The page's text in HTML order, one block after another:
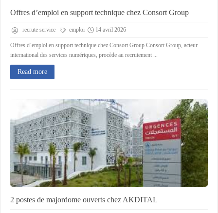
Offres d’emploi en support technique chez Consort Group
recrute service emploi 14 avril 2026
Offres d’emploi en support technique chez Consort Group Consort Group, acteur
international des services numériques, procède au recrutement ...
Read more
2 postes de majordome ouverts chez AKDITAL